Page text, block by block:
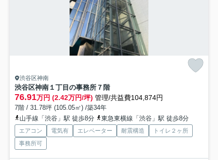
渋谷区神南
渋谷区神南１丁目の事務所７階
76.91万円 (2.42万円/坪) 管理/共益費104,874円
7階 / 31.78坪 (105.05㎡) /築34年
山手線「渋谷」駅 徒歩8分
東急東横線「渋谷」駅 徒歩8分
エアコン 電気有 エレベーター 耐震構造
トイレ２ヶ所
事務所可